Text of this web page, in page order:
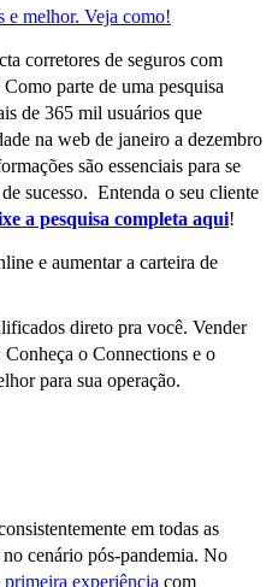
e melhor. Veja como!
corretores de seguros com
parte de uma pesquisa
de 365 mil usuários que
na web de janeiro a dezembro
são essenciais para se
sucesso. Entenda o seu cliente
a pesquisa completa aqui!
e aumentar a carteira de
direto pra você. Vender
o Connections e o
para sua operação.
em todas as
cenário pós-pandemia. No
primeira experiência com